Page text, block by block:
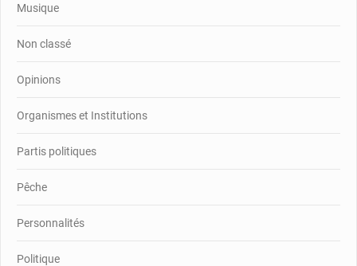
Musique
Non classé
Opinions
Organismes et Institutions
Partis politiques
Pêche
Personnalités
Politique